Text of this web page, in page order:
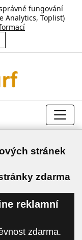
fungování
Analytics, Toplist)
stránek
zdarma
reklamní
zdarma.